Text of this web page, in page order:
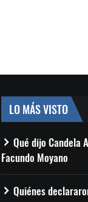
LO MÁS VISTO
Qué dijo Candela
Facundo Moyano
Quiénes